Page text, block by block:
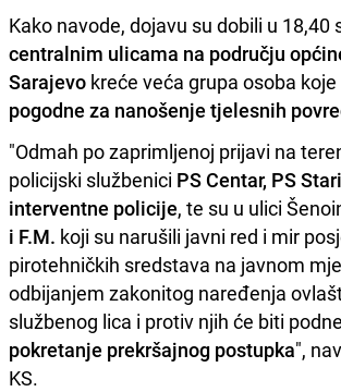
Kako navode, dojavu su dobili u 18,40
centralnim ulicama na području
Sarajevo kreće veća grupa osoba koje
pogodne za nanošenje tjelesnih
"Odmah po zaprimljenoj prijavi na
policijski službenici PS Centar, PS
interventne policije, te su u ulici
i F.M. koji su narušili javni red i mir
pirotehničkih sredstava na javnom
odbijanjem zakonitog naređenja
službenog lica i protiv njih će biti
pokretanje prekršajnog postupka",
KS.